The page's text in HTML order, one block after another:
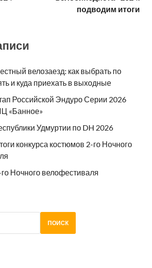
подводим итоги
велозаезд: как выбрать по
и куда приехать в выходные
Российской Эндуро Серии 2026
«Банное»
Удмуртии по DH 2026
конкурса костюмов 2-го Ночного
Ночного велофестиваля
ПОИСК